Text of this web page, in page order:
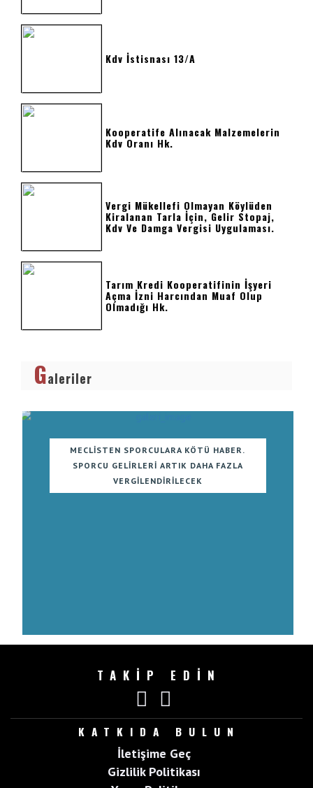
Kdv İstisnası 13/a
Kooperatife Alınacak Malzemelerin
Kdv Oranı Hk.
Vergi Mükellefi Olmayan Köylüden
Kiralanan Tarla İçin, Gelir Stopaj,
Kdv Ve Damga Vergisi Uygulaması.
Tarım Kredi Kooperatifinin İşyeri
Açma İzni Harcından Muaf Olup
Olmadığı Hk.
Galeriler
MECLISTEN SPORCULARA KÖTÜ HABER.
SPORCU GELIRLERI ARTIK DAHA FAZLA
VERGILENDIRILECEK
TAKİP EDİN
KATKIDA BULUN
İletişime Geç
Gizlilik Politikası